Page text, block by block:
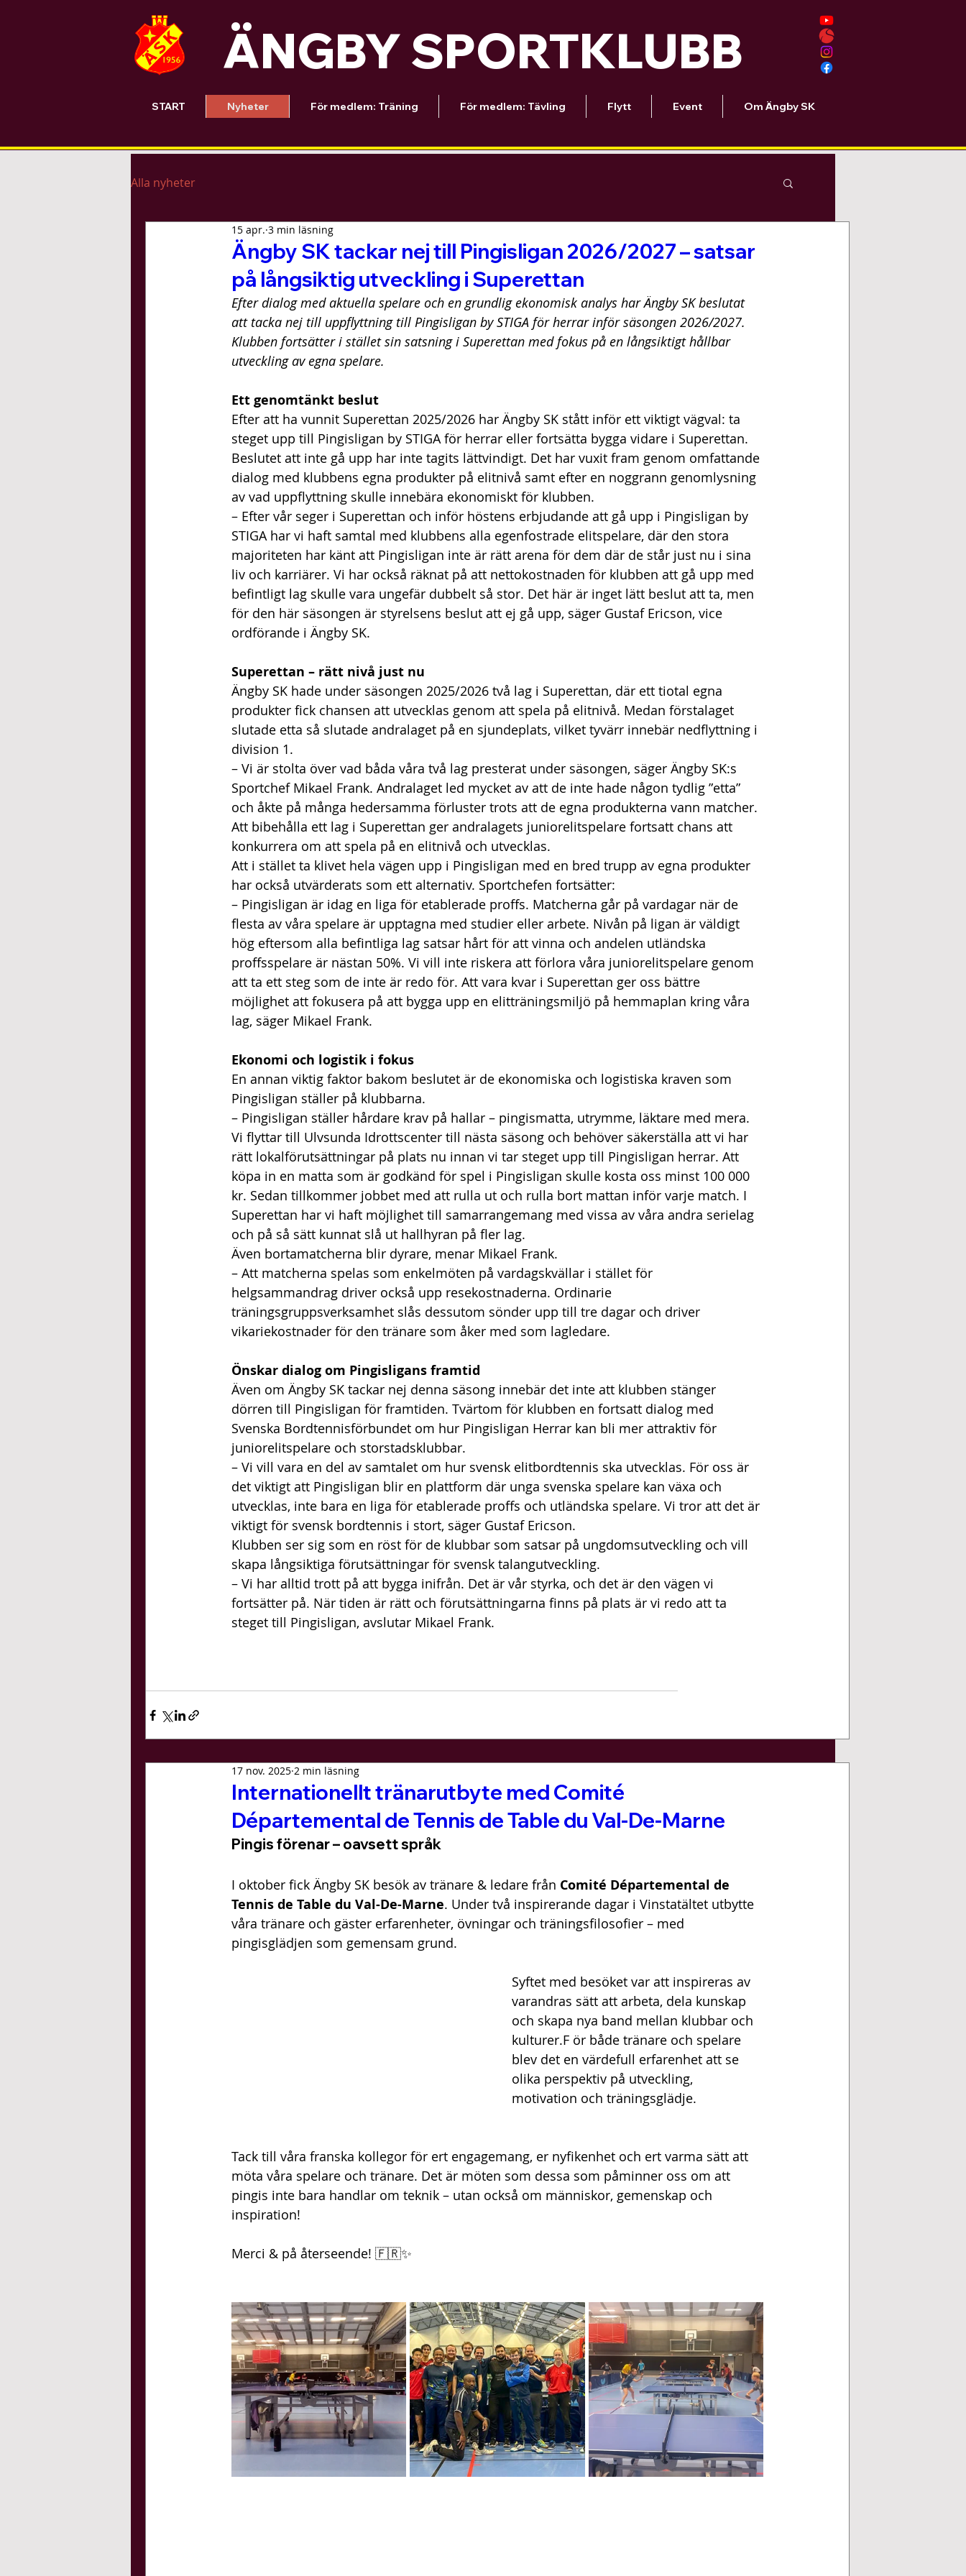
ÄNGBY SPORTKLUBB
START Nyheter För medlem: Träning För medlem: Tävling Flytt Event Om Ängby SK
Alla nyheter
Ängby SK tackar nej till Pingisligan 2026/2027 – satsar
på långsiktig utveckling i Superettan
15 apr. 3 min läsning
Efter dialog med aktuella spelare och en grundlig ekonomisk analys har Ängby SK beslutat
att tacka nej till uppflyttning till Pingisligan by STIGA för herrar inför säsongen 2026/2027.
Klubben fortsätter i stället sin satsning i Superettan med fokus på en långsiktigt hållbar
utveckling av egna spelare.
Ett genomtänkt beslut
Efter att ha vunnit Superettan 2025/2026 har Ängby SK stått inför ett viktigt vägval: ta
steget upp till Pingisligan by STIGA för herrar eller fortsätta bygga vidare i Superettan.
Beslutet att inte gå upp har inte tagits lättvindigt. Det har vuxit fram genom omfattande
dialog med klubbens egna produkter på elitnivå samt efter en noggrann genomlysning
av vad uppflyttning skulle innebära ekonomiskt för klubben.
– Efter vår seger i Superettan och inför höstens erbjudande att gå upp i Pingisligan by
STIGA har vi haft samtal med klubbens alla egenfostrade elitspelare, där den stora
majoriteten har känt att Pingisligan inte är rätt arena för dem där de står just nu i sina
liv och karriärer. Vi har också räknat på att nettokostnaden för klubben att gå upp med
befintligt lag skulle vara ungefär dubbelt så stor. Det här är inget lätt beslut att ta, men
för den här säsongen är styrelsens beslut att ej gå upp, säger Gustaf Ericson, vice
ordförande i Ängby SK.
Superettan – rätt nivå just nu
Ängby SK hade under säsongen 2025/2026 två lag i Superettan, där ett tiotal egna
produkter fick chansen att utvecklas genom att spela på elitnivå. Medan förstalaget
slutade etta så slutade andralaget på en sjundeplats, vilket tyvärr innebär nedflyttning i
division 1.
– Vi är stolta över vad båda våra två lag presterat under säsongen, säger Ängby SK:s
Sportchef Mikael Frank. Andralaget led mycket av att de inte hade någon tydlig ”etta”
och åkte på många hedersamma förluster trots att de egna produkterna vann matcher.
Att bibehålla ett lag i Superettan ger andralagets juniorelitspelare fortsatt chans att
konkurrera om att spela på en elitnivå och utvecklas.
Att i stället ta klivet hela vägen upp i Pingisligan med en bred trupp av egna produkter
har också utvärderats som ett alternativ. Sportchefen fortsätter:
– Pingisligan är idag en liga för etablerade proffs. Matcherna går på vardagar när de
flesta av våra spelare är upptagna med studier eller arbete. Nivån på ligan är väldigt
hög eftersom alla befintliga lag satsar hårt för att vinna och andelen utländska
proffsspelare är nästan 50%. Vi vill inte riskera att förlora våra juniorelitspelare genom
att ta ett steg som de inte är redo för. Att vara kvar i Superettan ger oss bättre
möjlighet att fokusera på att bygga upp en elitträningsmiljö på hemmaplan kring våra
lag, säger Mikael Frank.
Ekonomi och logistik i fokus
En annan viktig faktor bakom beslutet är de ekonomiska och logistiska kraven som
Pingisligan ställer på klubbarna.
– Pingisligan ställer hårdare krav på hallar – pingismatta, utrymme, läktare med mera.
Vi flyttar till Ulvsunda Idrottscenter till nästa säsong och behöver säkerställa att vi har
rätt lokalförutsättningar på plats nu innan vi tar steget upp till Pingisligan herrar. Att
köpa in en matta som är godkänd för spel i Pingisligan skulle kosta oss minst 100 000
kr. Sedan tillkommer jobbet med att rulla ut och rulla bort mattan inför varje match. I
Superettan har vi haft möjlighet till samarrangemang med vissa av våra andra serielag
och på så sätt kunnat slå ut hallhyran på fler lag.
Även bortamatcherna blir dyrare, menar Mikael Frank.
– Att matcherna spelas som enkelmöten på vardagskvällar i stället för
helgsammandrag driver också upp resekostnaderna. Ordinarie
träningsgruppsverksamhet slås dessutom sönder upp till tre dagar och driver
vikariekostnader för den tränare som åker med som lagledare.
Önskar dialog om Pingisligans framtid
Även om Ängby SK tackar nej denna säsong innebär det inte att klubben stänger
dörren till Pingisligan för framtiden. Tvärtom för klubben en fortsatt dialog med
Svenska Bordtennisförbundet om hur Pingisligan Herrar kan bli mer attraktiv för
juniorelitspelare och storstadsklubbar.
– Vi vill vara en del av samtalet om hur svensk elitbordtennis ska utvecklas. För oss är
det viktigt att Pingisligan blir en plattform där unga svenska spelare kan växa och
utvecklas, inte bara en liga för etablerade proffs och utländska spelare. Vi tror att det är
viktigt för svensk bordtennis i stort, säger Gustaf Ericson.
Klubben ser sig som en röst för de klubbar som satsar på ungdomsutveckling och vill
skapa långsiktiga förutsättningar för svensk talangutveckling.
– Vi har alltid trott på att bygga inifrån. Det är vår styrka, och det är den vägen vi
fortsätter på. När tiden är rätt och förutsättningarna finns på plats är vi redo att ta
steget till Pingisligan, avslutar Mikael Frank.
Internationellt tränarutbyte med Comité
Départemental de Tennis de Table du Val-De-Marne
17 nov. 2025 2 min läsning
Pingis förenar – oavsett språk
I oktober fick Ängby SK besök av tränare & ledare från Comité Départemental de
Tennis de Table du Val-De-Marne. Under två inspirerande dagar i Vinstatältet utbytte
våra tränare och gäster erfarenheter, övningar och träningsfilosofier – med
pingisglädjen som gemensam grund.
Syftet med besöket var att inspireras av
varandras sätt att arbeta, dela kunskap
och skapa nya band mellan klubbar och
kulturer.F ör både tränare och spelare
blev det en värdefull erfarenhet att se
olika perspektiv på utveckling,
motivation och träningsglädje.
Tack till våra franska kollegor för ert engagemang, er nyfikenhet och ert varma sätt att
möta våra spelare och tränare. Det är möten som dessa som påminner oss om att
pingis inte bara handlar om teknik – utan också om människor, gemenskap och
inspiration!
Merci & på återseende! 🇫🇷✨